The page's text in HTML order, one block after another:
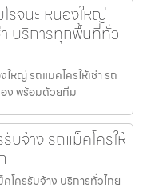
รจนะ หนองใหญ่
า บริการทุกพื้นที่ทั่ว
หญ่ รถแมคโครให้เช่า รถ
อง พร้อมด้วยทีม
บจ้าง รถแม็คโครให้
คโครรับจ้าง บริการทั่วไทย